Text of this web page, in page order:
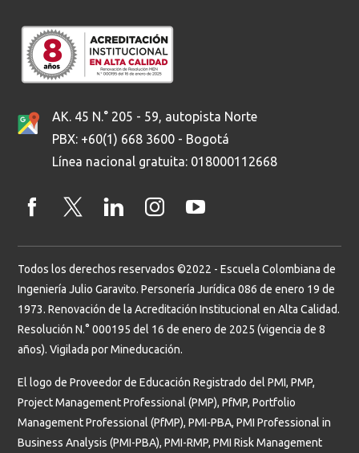
AK. 45 N.° 205 - 59, autopista Norte
PBX: +60(1) 668 3600 - Bogotá
Línea nacional gratuita: 018000112668
Todos los derechos reservados ©2022 - Escuela Colombiana de
Ingeniería Julio Garavito. Personería Jurídica 086 de enero 19 de
1973. Renovación de la Acreditación Institucional en Alta Calidad.
Resolución N.° 000195 del 16 de enero de 2025 (vigencia de 8
años). Vigilada por Mineducación.
El logo de Proveedor de Educación Registrado del PMI, PMP,
Project Management Professional (PMP), PfMP, Portfolio
Management Professional (PfMP), PMI-PBA, PMI Professional in
Business Analysis (PMI-PBA), PMI-RMP, PMI Risk Management